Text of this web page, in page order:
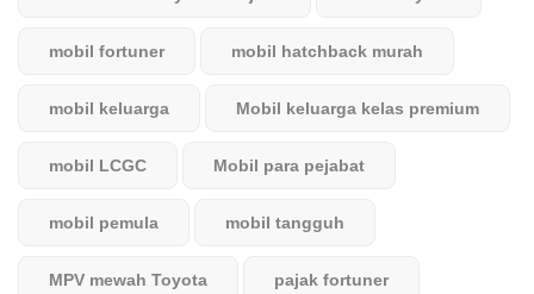
mobil fortuner mobil hatchback murah
mobil keluarga Mobil keluarga kelas premium
mobil LCGC Mobil para pejabat
mobil pemula mobil tangguh
MPV mewah Toyota pajak fortuner